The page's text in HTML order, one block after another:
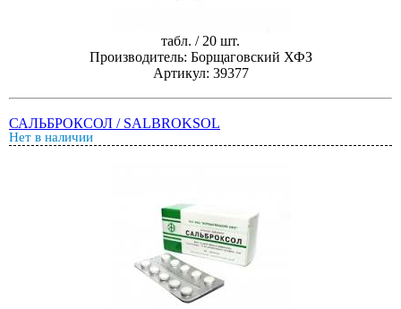
табл. / 20 шт.
Производитель: Борщаговский ХФЗ
Артикул: 39377
САЛЬБРОКСОЛ / SALBROKSOL
Нет в наличии